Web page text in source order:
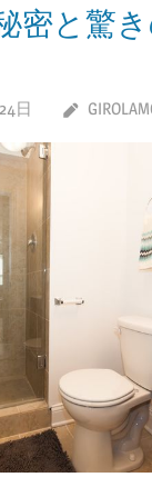
密と驚
日